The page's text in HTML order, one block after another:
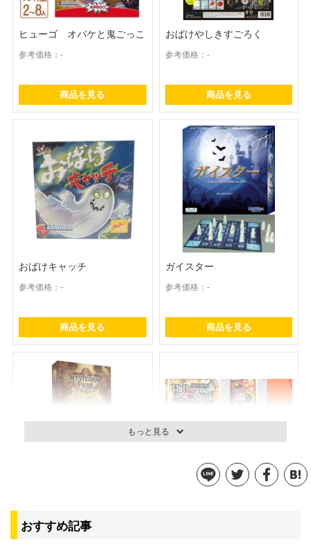
ヒューゴ オバケと鬼ごっこ
参考価格：-
商品を見る
おばけやしきすごろく
参考価格：-
商品を見る
おばけキャッチ
参考価格：-
商品を見る
ガイスター
参考価格：-
商品を見る
参考価格：-
もっと見る
おすすめ記事